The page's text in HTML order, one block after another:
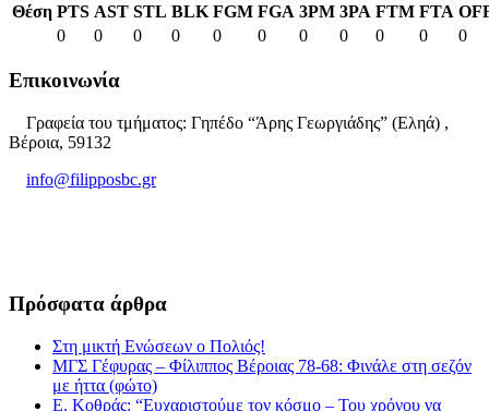
Θέση PTS AST STL BLK FGM FGA 3PM 3PA FTM FTA
0
0 0 0 0 0 0 0 0 0 0
Επικοινωνία
Γραφεία του τμήματος: Γηπέδο “Άρης Γεωργιάδης” (Εληά) ,
Βέροια, 59132
info@filipposbc.gr
Πρόσφατα άρθρα
Στη μικτή Ενώσεων ο Πολιός!
ΜΓΣ Γέφυρας – Φίλιππος Βέροιας 78-68: Φινάλε στη σεζόν
με ήττα (φώτο)
Ε. Κοθράς: “Ευχαριστούμε τον κόσμο – Του χρόνου να